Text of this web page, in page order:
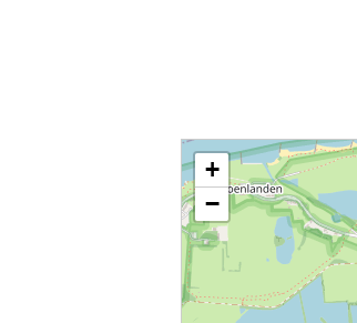
Kaart / Plattegrond Ooij
+
−